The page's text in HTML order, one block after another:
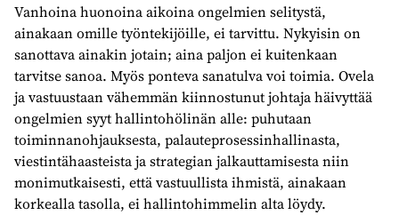
Vanhoina huonoina aikoina ongelmien selitystä,
ainakaan omille työntekijöille, ei tarvittu. Nykyisin on
sanottava ainakin jotain; aina paljon ei kuitenkaan
tarvitse sanoa. Myös ponteva sanatulva voi toimia. Ovela
ja vastuustaan vähemmän kiinnostunut johtaja häivyttää
ongelmien syyt hallintohölinän alle: puhutaan
toiminnanohjauksesta, palauteprosessinhallinasta,
viestintähaasteista ja strategian jalkauttamisesta niin
monimutkaisesti, että vastuullista ihmistä, ainakaan
korkealla tasolla, ei hallintohimmelin alta löydy.